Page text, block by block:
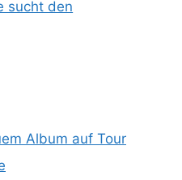
sucht den
Album auf Tour